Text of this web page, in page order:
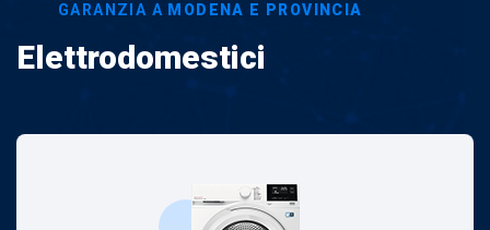
GARANZIA A MODENA E PROVINCIA
Elettrodomestici